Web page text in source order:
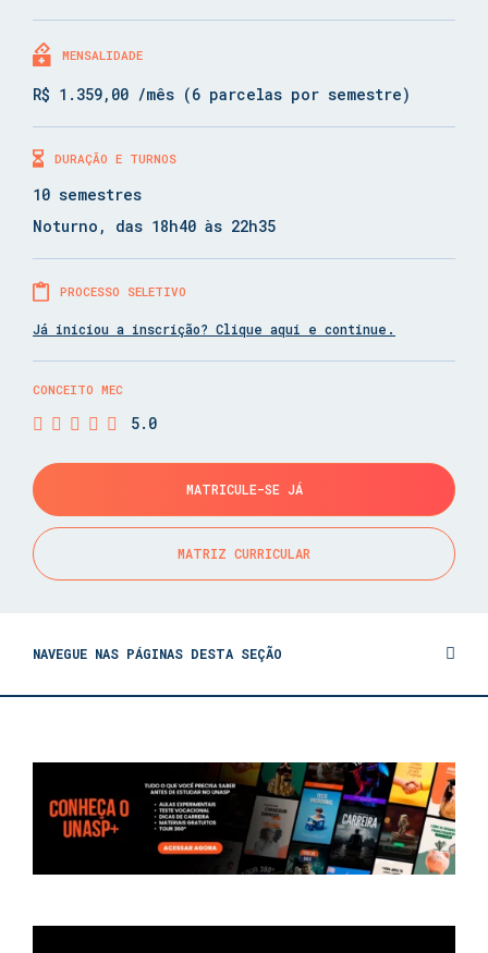
MENSALIDADE
R$ 1.359,00 /mês (6 parcelas por semestre)
DURAÇÃO E TURNOS
10 semestres
Noturno, das 18h40 às 22h35
PROCESSO SELETIVO
Já iniciou a inscrição? Clique aqui e continue.
CONCEITO MEC
5.0
MATRICULE-SE JÁ
MATRIZ CURRICULAR
NAVEGUE NAS PÁGINAS DESTA SEÇÃO